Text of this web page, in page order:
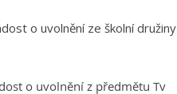
o uvolnění ze školní družiny
o uvolnění z předmětu Tv